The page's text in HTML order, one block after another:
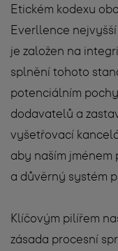
Etickém kodexu
Everllence
je založen na
splnění tohoto
potenciálním
dodavatelů a
vyšetřovací
aby naším
a důvěrný systém
Klíčovým pilířem
zásada procesní